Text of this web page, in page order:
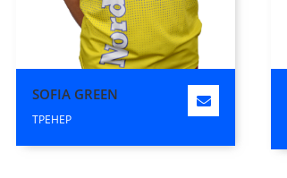
SOFIA GREEN
ТРЕНЕР